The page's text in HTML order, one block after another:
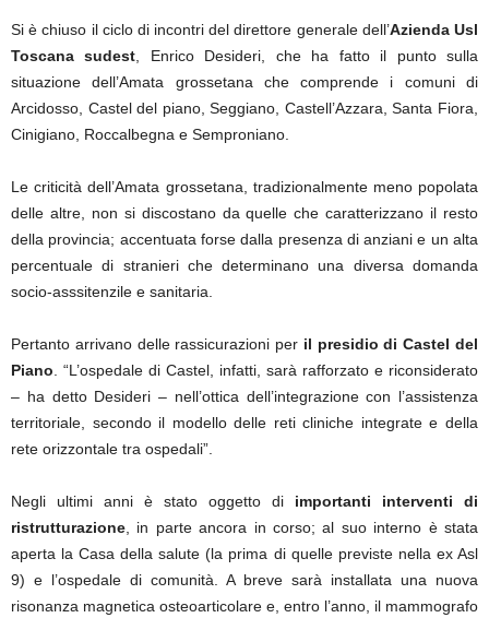
Si è chiuso il ciclo di incontri del direttore generale dell’Azienda Usl
Toscana sudest , Enrico Desideri, che ha fatto il punto sulla
situazione dell’Amata grossetana che comprende i comuni di
Arcidosso, Castel del piano, Seggiano, Castell’Azzara, Santa Fiora,
Cinigiano, Roccalbegna e Semproniano.
Le criticità dell’Amata grossetana, tradizionalmente meno popolata
delle altre, non si discostano da quelle che caratterizzano il resto
della provincia; accentuata forse dalla presenza di anziani e un alta
percentuale di stranieri che determinano una diversa domanda
socio-asssitenzile e sanitaria.
Pertanto arrivano delle rassicurazioni per il presidio di Castel del
Piano . “L’ospedale di Castel, infatti, sarà rafforzato e riconsiderato
– ha detto Desideri – nell’ottica dell’integrazione con l’assistenza
territoriale, secondo il modello delle reti cliniche integrate e della
rete orizzontale tra ospedali”.
Negli ultimi anni è stato oggetto di importanti interventi di
ristrutturazione , in parte ancora in corso; al suo interno è stata
aperta la Casa della salute (la prima di quelle previste nella ex Asl
9) e l’ospedale di comunità. A breve sarà installata una nuova
risonanza magnetica osteoarticolare e, entro l’anno, il mammografo